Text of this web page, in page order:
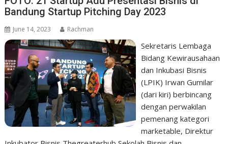
Bandung Startup Pitching Day 2023
June 14, 2023 Rachman
Sekretaris Lembaga
Bidang Kewirausahaan
dan Inkubasi Bisnis
(LPIK) Irwan Gumilar
(dari kiri) berbincang
dengan perwakilan
pemenang kategori
marketable, Direktur